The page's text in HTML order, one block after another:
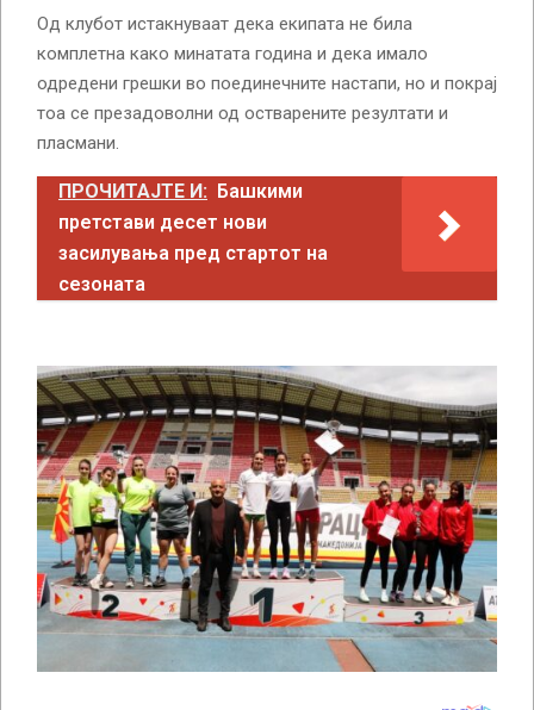
Од клубот истакнуваат дека екипата не била
комплетна како минатата година и дека имало
одредени грешки во поединечните настапи, но и покрај
тоа се презадоволни од остварените резултати и
пласмани.
ПРОЧИТАЈТЕ И: Башкими
претстави десет нови
засилувања пред стартот на
сезоната